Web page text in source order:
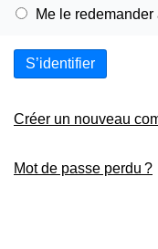
Me le
S’identifier
Créer un nouveau
Mot de passe perdu ?